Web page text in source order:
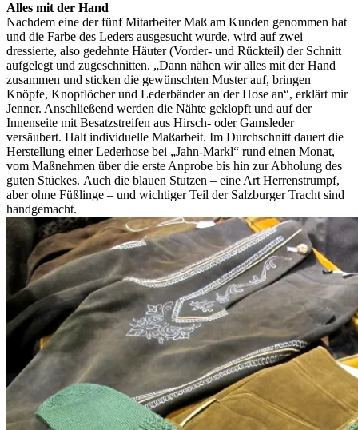
Alles mit der Hand
Nachdem eine der fünf Mitarbeiter Maß am Kunden genommen hat
und die Farbe des Leders ausgesucht wurde, wird auf zwei
dressierte, also gedehnte Häuter (Vorder- und Rückteil) der Schnitt
aufgelegt und zugeschnitten. „Dann nähen wir alles mit der Hand
zusammen und sticken die gewünschten Muster auf, bringen
Knöpfe, Knopflöcher und Lederbänder an der Hose an“, erklärt mir
Jenner. Anschließend werden die Nähte geklopft und auf der
Innenseite mit Besatzstreifen aus Hirsch- oder Gamsleder
versäubert. Halt individuelle Maßarbeit. Im Durchschnitt dauert die
Herstellung einer Lederhose bei „Jahn-Markl“ rund einen Monat,
vom Maßnehmen über die erste Anprobe bis hin zur Abholung des
guten Stückes. Auch die blauen Stutzen – eine Art Herrenstrumpf,
aber ohne Füßlinge – und wichtiger Teil der Salzburger Tracht sind
handgemacht.